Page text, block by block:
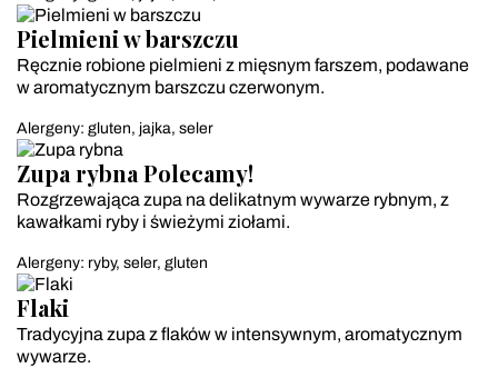
Pielmieni w barszczu
Ręcznie robione pielmieni z mięsnym farszem, podawane
w aromatycznym barszczu czerwonym.
Alergeny: gluten, jajka, seler
Zupa rybna Polecamy!
Rozgrzewająca zupa na delikatnym wywarze rybnym, z
kawałkami ryby i świeżymi ziołami.
Alergeny: ryby, seler, gluten
Flaki
Tradycyjna zupa z flaków w intensywnym, aromatycznym
wywarze.